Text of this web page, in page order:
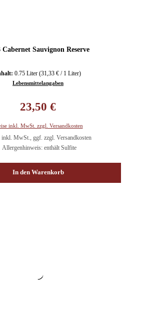
Cabernet Sauvignon Reserve
0.75 Liter (31,33 € / 1 Liter)
Lebensmittelangaben
23,50 €
inkl. MwSt. zzgl. Versandkosten
MwSt., ggf. zzgl. Versandkosten
Allergenhinweis: enthält Sulfite
In den Warenkorb